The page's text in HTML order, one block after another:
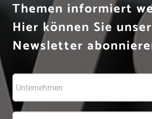
Themen informiert
Hier können Sie
Newsletter